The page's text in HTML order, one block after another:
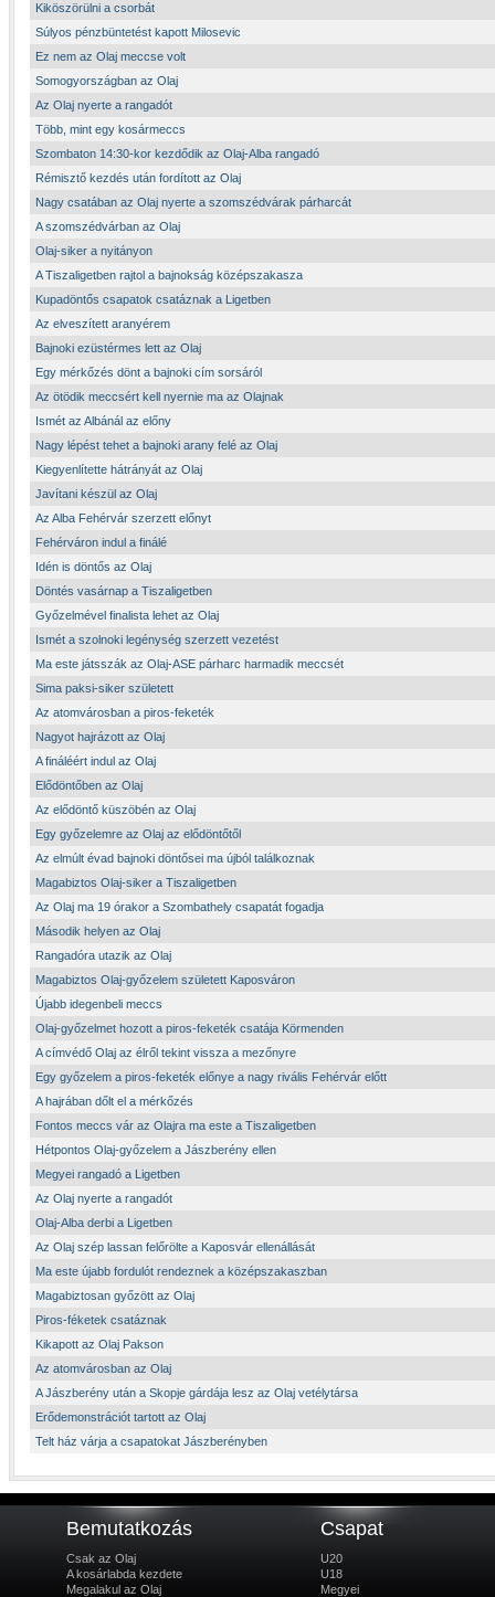
Kiköszörülni a csorbát
Súlyos pénzbüntetést kapott Milosevic
Ez nem az Olaj meccse volt
Somogyországban az Olaj
Az Olaj nyerte a rangadót
Több, mint egy kosármeccs
Szombaton 14:30-kor kezdődik az Olaj-Alba rangadó
Rémisztő kezdés után fordított az Olaj
Nagy csatában az Olaj nyerte a szomszédvárak párharcát
A szomszédvárban az Olaj
Olaj-siker a nyitányon
A Tiszaligetben rajtol a bajnokság középszakasza
Kupadöntős csapatok csatáznak a Ligetben
Az elveszített aranyérem
Bajnoki ezüstérmes lett az Olaj
Egy mérkőzés dönt a bajnoki cím sorsáról
Az ötödik meccsért kell nyernie ma az Olajnak
Ismét az Albánál az előny
Nagy lépést tehet a bajnoki arany felé az Olaj
Kiegyenlítette hátrányát az Olaj
Javítani készül az Olaj
Az Alba Fehérvár szerzett előnyt
Fehérváron indul a finálé
Idén is döntős az Olaj
Döntés vasárnap a Tiszaligetben
Győzelmével finalista lehet az Olaj
Ismét a szolnoki legénység szerzett vezetést
Ma este játsszák az Olaj-ASE párharc harmadik meccsét
Sima paksi-siker született
Az atomvárosban a piros-feketék
Nagyot hajrázott az Olaj
A fináléért indul az Olaj
Elődöntőben az Olaj
Az elődöntő küszöbén az Olaj
Egy győzelemre az Olaj az elődöntőtől
Az elmúlt évad bajnoki döntősei ma újból találkoznak
Magabiztos Olaj-siker a Tiszaligetben
Az Olaj ma 19 órakor a Szombathely csapatát fogadja
Második helyen az Olaj
Rangadóra utazik az Olaj
Magabiztos Olaj-győzelem született Kaposváron
Újabb idegenbeli meccs
Olaj-győzelmet hozott a piros-feketék csatája Körmenden
A címvédő Olaj az élről tekint vissza a mezőnyre
Egy győzelem a piros-feketék előnye a nagy rivális Fehérvár előtt
A hajrában dőlt el a mérkőzés
Fontos meccs vár az Olajra ma este a Tiszaligetben
Hétpontos Olaj-győzelem a Jászberény ellen
Megyei rangadó a Ligetben
Az Olaj nyerte a rangadót
Olaj-Alba derbi a Ligetben
Az Olaj szép lassan felőrölte a Kaposvár ellenállását
Ma este újabb fordulót rendeznek a középszakaszban
Magabiztosan győzött az Olaj
Piros-féketek csatáznak
Kikapott az Olaj Pakson
Az atomvárosban az Olaj
A Jászberény után a Skopje gárdája lesz az Olaj vetélytársa
Erődemonstrációt tartott az Olaj
Telt ház várja a csapatokat Jászberényben
Bemutatkozás
Csak az Olaj
A kosárlabda kezdete
Megalakul az Olaj
Csapat
U20
U18
Megyei